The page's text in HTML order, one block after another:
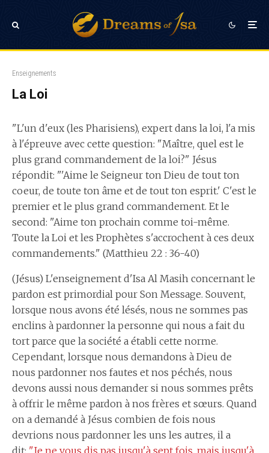
Enseignements
La Loi
"L'un d'eux (les Pharisiens), expert dans la loi, l'a mis
à l'épreuve avec cette question: "Maître, quel est le
plus grand commandement de la loi?" Jésus
répondit: "'Aime le Seigneur ton Dieu de tout ton
coeur, de toute ton âme et de tout ton esprit.' C'est le
premier et le plus grand commandement. Et le
second: "Aime ton prochain comme toi-même.
Toute la Loi et les Prophètes s'accrochent à ces deux
commandements." (Matthieu 22 : 36-40)
(Jésus) L'enseignement d'Isa Al Masih concernant le
pardon est primordial pour Son Message. Souvent,
lorsque nous avons été lésés, nous ne sommes pas
enclins à pardonner la personne qui nous a fait du
tort parce que la société a établi cette norme.
Cependant, lorsque nous demandons à Dieu de
nous pardonner nos fautes et nos péchés, nous
devons aussi nous demander si nous sommes prêts
à offrir le même pardon à nos frères et sœurs. Quand
on a demandé à Jésus combien de fois nous
devrions nous pardonner les uns les autres, il a
dit: "Je ne vous dis pas jusqu'à sept fois, mais jusqu'à